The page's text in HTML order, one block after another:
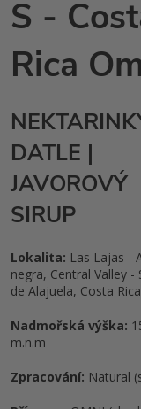
S -
Rica
DATLE |
JAVOROVÝ
SIRUP
Lokalita: Las Lajas -
negra, Central Valley -
de Alajuela, Costa Rica
Nadmořská výška:
m.n.m
Zpracování: Natural